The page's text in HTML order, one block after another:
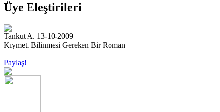
Üye Eleştirileri
Tankut A. 13-10-2009
Kıymeti Bilinmesi Gereken Bir Roman
Paylaş! |